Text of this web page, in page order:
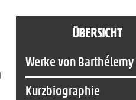
ÜBERSICHT
Werke von
Kurzbiographie